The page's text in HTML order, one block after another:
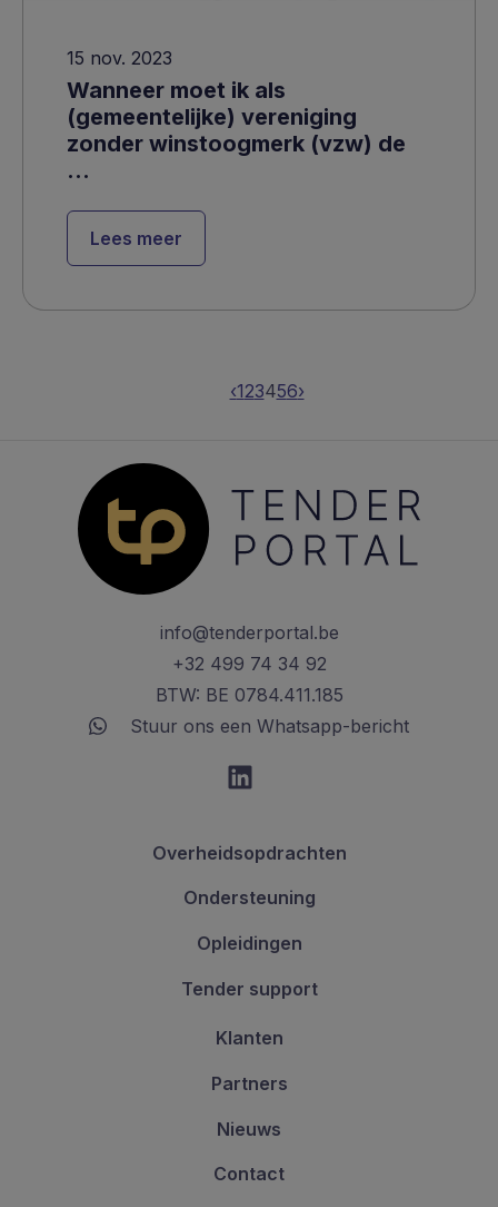
15 nov. 2023
Wanneer moet ik als
(gemeentelijke) vereniging
zonder winstoogmerk (vzw) de
...
Lees meer
‹123456›
info@tenderportal.be
+32 499 74 34 92
BTW: BE 0784.411.185
Stuur ons een Whatsapp-bericht
Overheidsopdrachten
Ondersteuning
Opleidingen
Tender support
Klanten
Partners
Nieuws
Contact